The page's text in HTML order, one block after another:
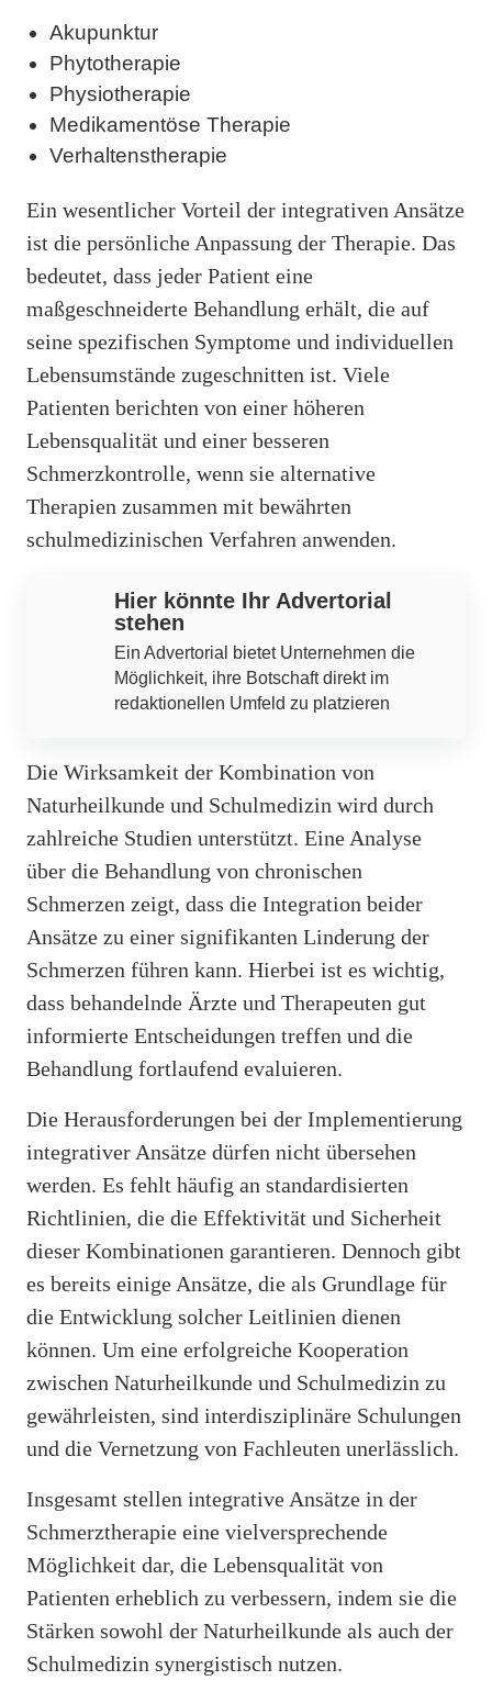
Akupunktur
Phytotherapie
Physiotherapie
Medikamentöse Therapie
Verhaltenstherapie
Ein wesentlicher Vorteil der integrativen Ansätze
ist die persönliche Anpassung der Therapie. Das
bedeutet, dass jeder Patient eine
maßgeschneiderte Behandlung erhält, die auf
seine spezifischen Symptome und individuellen
Lebensumstände zugeschnitten ist. Viele
Patienten berichten von einer höheren
Lebensqualität und einer besseren
Schmerzkontrolle, wenn sie alternative
Therapien zusammen mit bewährten
schulmedizinischen Verfahren anwenden.
Hier könnte Ihr Advertorial
stehen
Ein Advertorial bietet Unternehmen die
Möglichkeit, ihre Botschaft direkt im
redaktionellen Umfeld zu platzieren
Die Wirksamkeit der Kombination von
Naturheilkunde und Schulmedizin wird durch
zahlreiche Studien unterstützt. Eine Analyse
über die Behandlung von chronischen
Schmerzen zeigt, dass die Integration beider
Ansätze zu einer signifikanten Linderung der
Schmerzen führen kann. Hierbei ist es wichtig,
dass behandelnde Ärzte und Therapeuten gut
informierte Entscheidungen treffen und die
Behandlung fortlaufend evaluieren.
Die Herausforderungen bei der Implementierung
integrativer Ansätze dürfen nicht übersehen
werden. Es fehlt häufig an standardisierten
Richtlinien, die die Effektivität und Sicherheit
dieser Kombinationen garantieren. Dennoch gibt
es bereits einige Ansätze, die als Grundlage für
die Entwicklung solcher Leitlinien dienen
können. Um eine erfolgreiche Kooperation
zwischen Naturheilkunde und Schulmedizin zu
gewährleisten, sind interdisziplinäre Schulungen
und die Vernetzung von Fachleuten unerlässlich.
Insgesamt stellen integrative Ansätze in der
Schmerztherapie eine vielversprechende
Möglichkeit dar, die Lebensqualität von
Patienten erheblich zu verbessern, indem sie die
Stärken sowohl der Naturheilkunde als auch der
Schulmedizin synergistisch nutzen.